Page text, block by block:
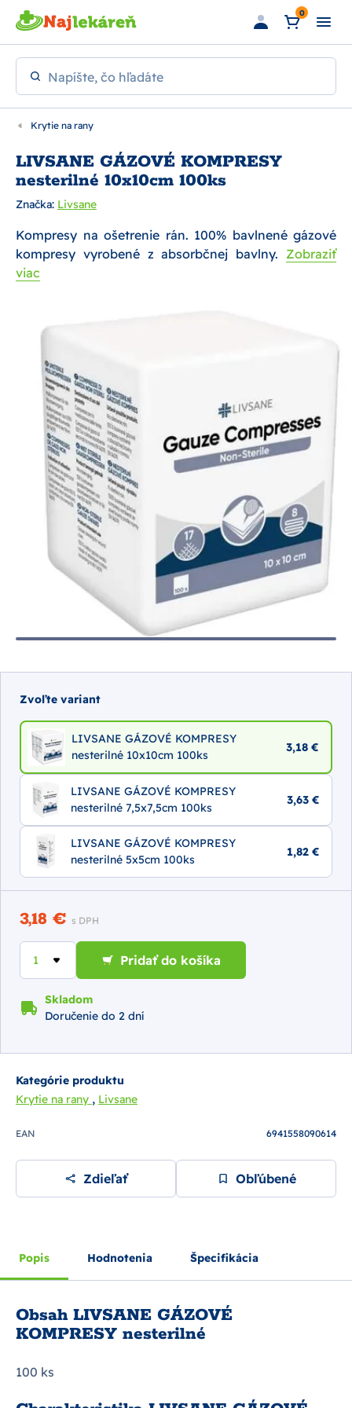
Preskočiť na hlavný obsah 0
Napíšte, čo hľadáte
Krytie na rany
LIVSANE GÁZOVÉ KOMPRESY
nesterilné 10x10cm 100ks
Značka: Livsane
Kompresy na ošetrenie rán. 100% bavlnené gázové
kompresy vyrobené z absorbčnej bavlny. Zobraziť
viac
Zvoľte variant
LIVSANE GÁZOVÉ KOMPRESY
nesterilné 10x10cm 100ks
3,18 €
LIVSANE GÁZOVÉ KOMPRESY
nesterilné 7,5x7,5cm 100ks
3,63 €
LIVSANE GÁZOVÉ KOMPRESY
nesterilné 5x5cm 100ks
1,82 €
3,18 € s DPH
Pridať do košíka
Skladom
Doručenie do 2 dní
Kategórie produktu
Krytie na rany , Livsane
EAN 6941558090614
Zdieľať Obľúbené
Popis Hodnotenia Špecifikácia
Obsah LIVSANE GÁZOVÉ
KOMPRESY nesterilné
100 ks